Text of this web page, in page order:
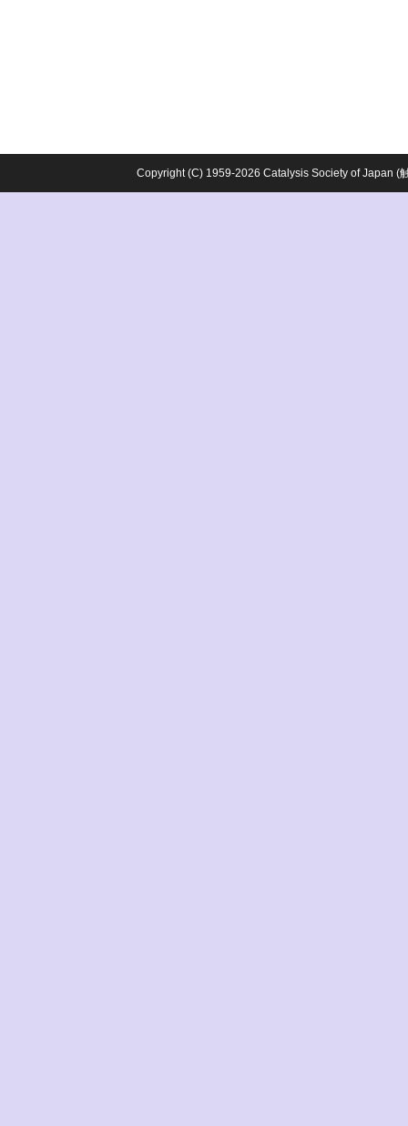
Copyright (C) 1959-2026 Catalysis Society of Japan (